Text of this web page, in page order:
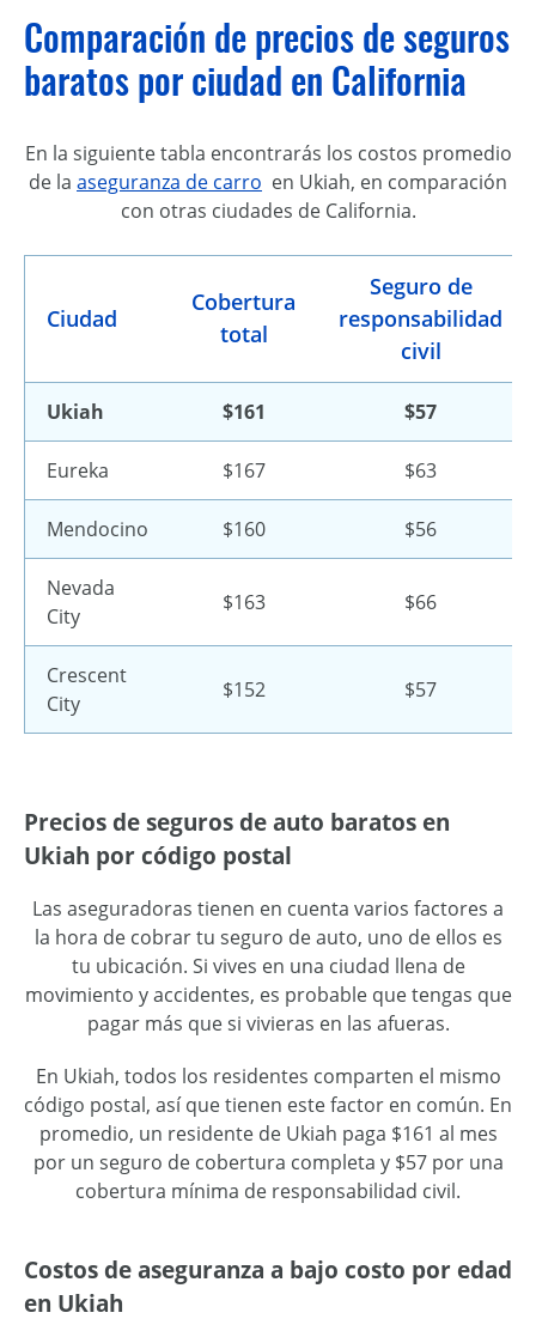
Comparación de precios de seguros
baratos por ciudad en California
En la siguiente tabla encontrarás los costos promedio
de la aseguranza de carro en Ukiah, en comparación
con otras ciudades de California.
Ciudad
Cobertura
total
Seguro de
responsabilidad
civil
Ukiah $161 $57
Eureka $167 $63
Mendocino $160 $56
Nevada
City
$163 $66
Crescent
City
$152 $57
Precios de seguros de auto baratos en
Ukiah por código postal
Las aseguradoras tienen en cuenta varios factores a
la hora de cobrar tu seguro de auto, uno de ellos es
tu ubicación. Si vives en una ciudad llena de
movimiento y accidentes, es probable que tengas que
pagar más que si vivieras en las afueras.
En Ukiah, todos los residentes comparten el mismo
código postal, así que tienen este factor en común. En
promedio, un residente de Ukiah paga $161 al mes
por un seguro de cobertura completa y $57 por una
cobertura mínima de responsabilidad civil.
Costos de aseguranza a bajo costo por edad
en Ukiah